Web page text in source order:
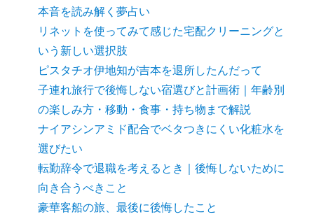
本音を読み解く夢占い
リネットを使ってみて感じた宅配クリーニングと
いう新しい選択肢
ピスタチオ伊地知が吉本を退所したんだって
子連れ旅行で後悔しない宿選びと計画術｜年齢別
の楽しみ方・移動・食事・持ち物まで解説
ナイアシンアミド配合でベタつきにくい化粧水を
選びたい
転勤辞令で退職を考えるとき｜後悔しないために
向き合うべきこと
豪華客船の旅、最後に後悔したこと